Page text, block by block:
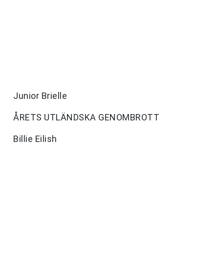
Junior Brielle
ÅRETS UTLÄNDSKA GENOMBROTT
Billie Eilish